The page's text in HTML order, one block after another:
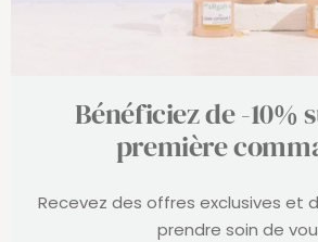
Bénéficiez de -10%
première
Recevez des offres exclusives et
prendre soin de